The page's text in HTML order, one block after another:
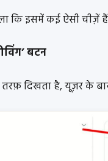
कि इसमें कई ऐसी चीज़ें हैं
बटन
तरफ़ दिखता है, यूज़र के